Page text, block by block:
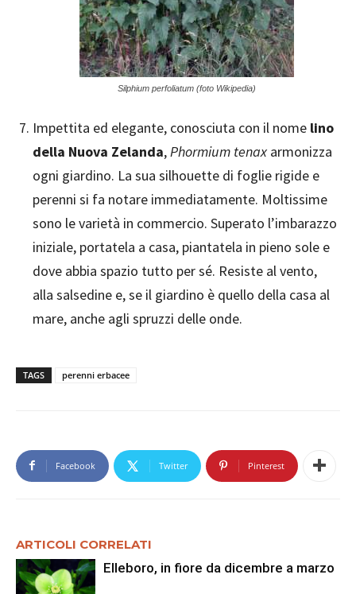
Silphium perfoliatum (foto Wikipedia)
Impettita ed elegante, conosciuta con il nome lino
della Nuova Zelanda, Phormium tenax armonizza
ogni giardino. La sua silhouette di foglie rigide e
perenni si fa notare immediatamente. Moltissime
sono le varietà in commercio. Superato l’imbarazzo
iniziale, portatela a casa, piantatela in pieno sole e
dove abbia spazio tutto per sé. Resiste al vento,
alla salsedine e, se il giardino è quello della casa al
mare, anche agli spruzzi delle onde.
TAGS perenni erbacee
Facebook Twitter Pinterest
ARTICOLI CORRELATI
Elleboro, in fiore da dicembre a marzo